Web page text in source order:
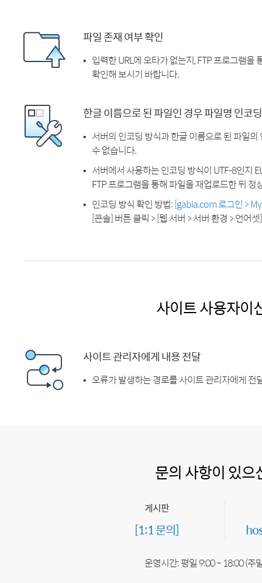
파일 존재 여부 확인
입력한 URL에 오타가 없는지, FTP 프로그램
확인해 보시기 바랍니다.
한글 이름으로 된 파일인 경우 파일명 인코
서버의 인코딩 방식과 한글 이름으로 된 파일
수 없습니다.
서버에서 사용하는 인코딩 방식이 UTF-8인지
FTP 프로그램을 통해 파일을 재업로드한 뒤
인코딩 방식 확인 방법:[gabia.com 로그인 >
[콘솔] 버튼 클릭 > [웹 서버 > 서버 환경 > 언어
사이트 사용자이
사이트 관리자에게 내용 전달
오류가 발생하는 경로를 사이트 관리자에게 전
문의 사항이 있으
게시판
[1:1 문의]
운영시간: 평일 9:00 ~ 18:00 (주